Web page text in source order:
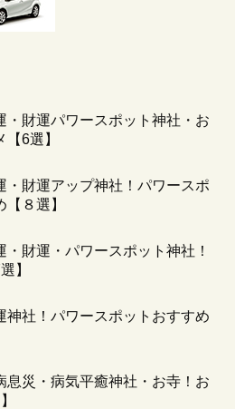
・財運パワースポット神社・お
6選】
・財運アップ神社！パワースポ
８選】
・財運・パワースポット神社！
】
神社！パワースポットおすすめ
息災・病気平癒神社・お寺！お